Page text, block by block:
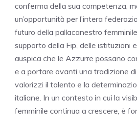
conferma della sua competenza,
un’opportunità per l’intera
futuro della pallacanestro
supporto della Fip, delle istituzioni
auspica che le Azzurre possano
e a portare avanti una tradizione
valorizzi il talento e la
italiane. In un contesto in cui la
femminile continua a crescere, è